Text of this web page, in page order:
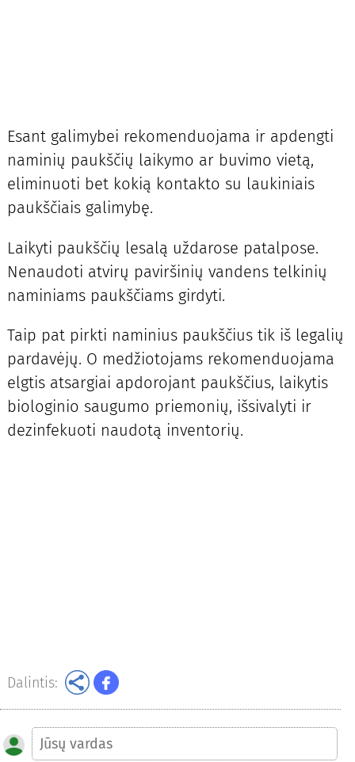
Esant galimybei rekomenduojama ir apdengti
naminių paukščių laikymo ar buvimo vietą,
eliminuoti bet kokią kontakto su laukiniais
paukščiais galimybę.
Laikyti paukščių lesalą uždarose patalpose.
Nenaudoti atvirų paviršinių vandens telkinių
naminiams paukščiams girdyti.
Taip pat pirkti naminius paukščius tik iš legalių
pardavėjų. O medžiotojams rekomenduojama
elgtis atsargiai apdorojant paukščius, laikytis
biologinio saugumo priemonių, išsivalyti ir
dezinfekuoti naudotą inventorių.
Dalintis: